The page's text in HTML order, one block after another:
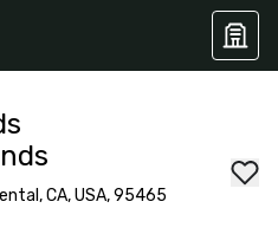
CA, USA, 95465